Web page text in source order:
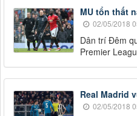
MU tổn thất
02/05/2018
Dân trí Đêm
Premier
Real Madrid
02/05/2018